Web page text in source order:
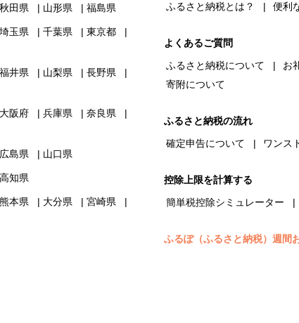
秋田県 山形県 福島県
埼玉県 千葉県
東京都
福井県 山梨県
長野県
大阪府 兵庫県
奈良県
広島県 山口県
高知県
熊本県 大分県
宮崎県
ふるさと納税とは？
便利
よくあるご質問
ふるさと納税について
お
寄附について
ふるさと納税の流れ
確定申告について
ワンス
控除上限を計算する
簡単税控除シミュレーター
ふるぽ（ふるさと納税）週間